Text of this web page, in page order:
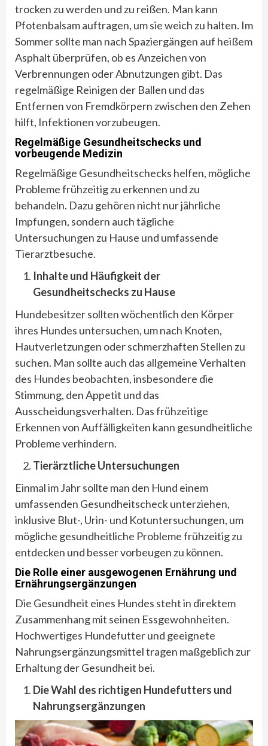
trocken zu werden und zu reißen. Man kann
Pfotenbalsam auftragen, um sie weich zu halten. Im
Sommer sollte man nach Spaziergängen auf heißem
Asphalt überprüfen, ob es Anzeichen von
Verbrennungen oder Abnutzungen gibt. Das
regelmäßige Reinigen der Ballen und das
Entfernen von Fremdkörpern zwischen den Zehen
hilft, Infektionen vorzubeugen.
Regelmäßige Gesundheitschecks und
vorbeugende Medizin
Regelmäßige Gesundheitschecks helfen, mögliche
Probleme frühzeitig zu erkennen und zu
behandeln. Dazu gehören nicht nur jährliche
Impfungen, sondern auch tägliche
Untersuchungen zu Hause und umfassende
Tierarztbesuche.
Inhalte und Häufigkeit der
Gesundheitschecks zu Hause
Hundebesitzer sollten wöchentlich den Körper
ihres Hundes untersuchen, um nach Knoten,
Hautverletzungen oder schmerzhaften Stellen zu
suchen. Man sollte auch das allgemeine Verhalten
des Hundes beobachten, insbesondere die
Stimmung, den Appetit und das
Ausscheidungsverhalten. Das frühzeitige
Erkennen von Auffälligkeiten kann gesundheitliche
Probleme verhindern.
Tierärztliche Untersuchungen
Einmal im Jahr sollte man den Hund einem
umfassenden Gesundheitscheck unterziehen,
inklusive Blut-, Urin- und Kotuntersuchungen, um
mögliche gesundheitliche Probleme frühzeitig zu
entdecken und besser vorbeugen zu können.
Die Rolle einer ausgewogenen Ernährung und
Ernährungsergänzungen
Die Gesundheit eines Hundes steht in direktem
Zusammenhang mit seinen Essgewohnheiten.
Hochwertiges Hundefutter und geeignete
Nahrungsergänzungsmittel tragen maßgeblich zur
Erhaltung der Gesundheit bei.
Die Wahl des richtigen Hundefutters und
Nahrungsergänzungen